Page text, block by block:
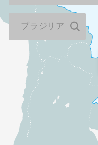
その他テーマ
グルメ
テーマパーク
ウェブ限定
ブラジリア